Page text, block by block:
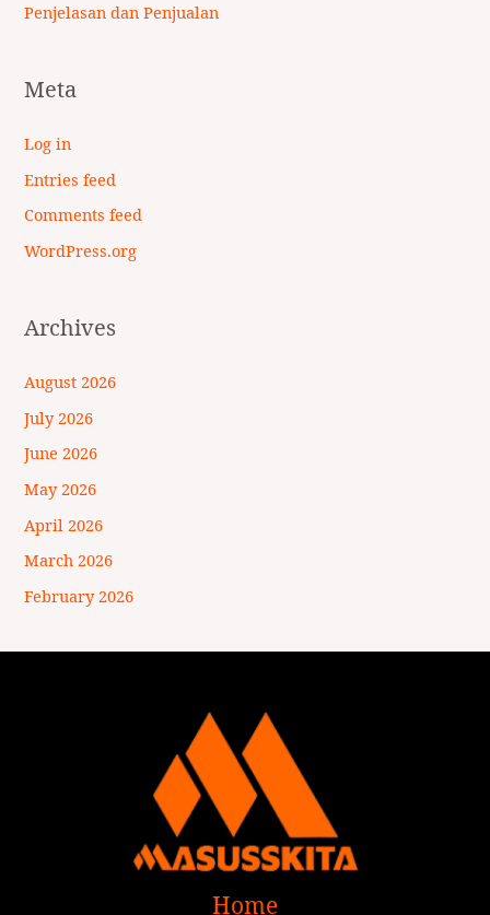
Penjelasan dan Penjualan
Meta
Log in
Entries feed
Comments feed
WordPress.org
Archives
August 2026
July 2026
June 2026
May 2026
April 2026
March 2026
February 2026
Home